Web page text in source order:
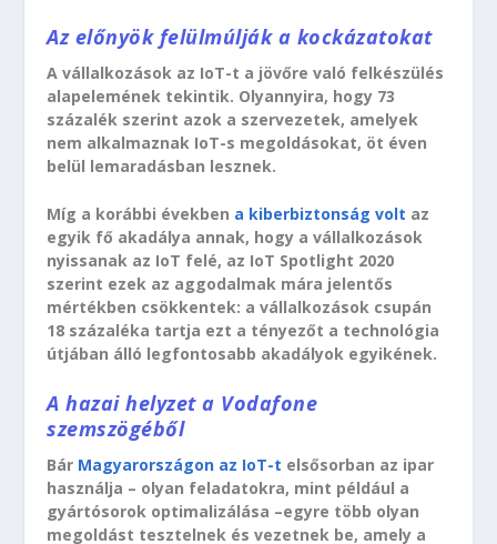
Az előnyök felülmúlják a kockázatokat
A vállalkozások az IoT-t a jövőre való felkészülés
alapelemének tekintik. Olyannyira, hogy 73
százalék szerint azok a szervezetek, amelyek
nem alkalmaznak IoT-s megoldásokat, öt éven
belül lemaradásban lesznek.
Míg a korábbi években a kiberbiztonság volt az
egyik fő akadálya annak, hogy a vállalkozások
nyissanak az IoT felé, az IoT Spotlight 2020
szerint ezek az aggodalmak mára jelentős
mértékben csökkentek: a vállalkozások csupán
18 százaléka tartja ezt a tényezőt a technológia
útjában álló legfontosabb akadályok egyikének.
A hazai helyzet a Vodafone
szemszögéből
Bár Magyarországon az IoT-t elsősorban az ipar
használja – olyan feladatokra, mint például a
gyártósorok optimalizálása –egyre több olyan
megoldást tesztelnek és vezetnek be, amely a